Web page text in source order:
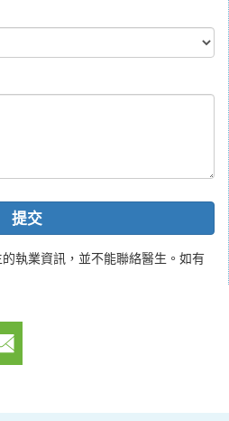
提交
執業資訊，並不能聯絡醫生。如有